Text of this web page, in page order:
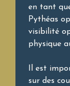
en tant
Pythéas
visibilité
physique
Il est
sur des